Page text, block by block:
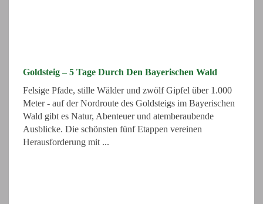
Goldsteig – 5 Tage Durch Den Bayerischen Wald
Felsige Pfade, stille Wälder und zwölf Gipfel über 1.000
Meter - auf der Nordroute des Goldsteigs im Bayerischen
Wald gibt es Natur, Abenteuer und atemberaubende
Ausblicke. Die schönsten fünf Etappen vereinen
Herausforderung mit ...